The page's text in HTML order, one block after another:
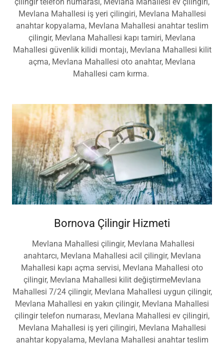
çilingir telefon numarası, Mevlana Mahallesi ev çilingiri,
Mevlana Mahallesi iş yeri çilingiri, Mevlana Mahallesi
anahtar kopyalama, Mevlana Mahallesi anahtar teslim
çilingir, Mevlana Mahallesi kapı tamiri, Mevlana
Mahallesi güvenlik kilidi montajı, Mevlana Mahallesi kilit
açma, Mevlana Mahallesi oto anahtar, Mevlana
Mevlana Mahallesi çilingir, Mevlana Mahallesi
anahtarcı, Mevlana Mahallesi acil çilingir, Mevlana
Mahallesi kapı açma servisi, Mevlana Mahallesi oto
çilingir, Mevlana Mahallesi kilit değiştirmeMevlana
Mahallesi 7/24 çilingir, Mevlana Mahallesi uygun çilingir,
Mevlana Mahallesi en yakın çilingir, Mevlana Mahallesi
çilingir telefon numarası, Mevlana Mahallesi ev çilingiri,
Mevlana Mahallesi iş yeri çilingiri, Mevlana Mahallesi